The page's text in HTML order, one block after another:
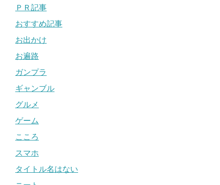
ＰＲ記事
おすすめ記事
お出かけ
お遍路
ガンプラ
ギャンブル
グルメ
ゲーム
こころ
スマホ
タイトル名はない